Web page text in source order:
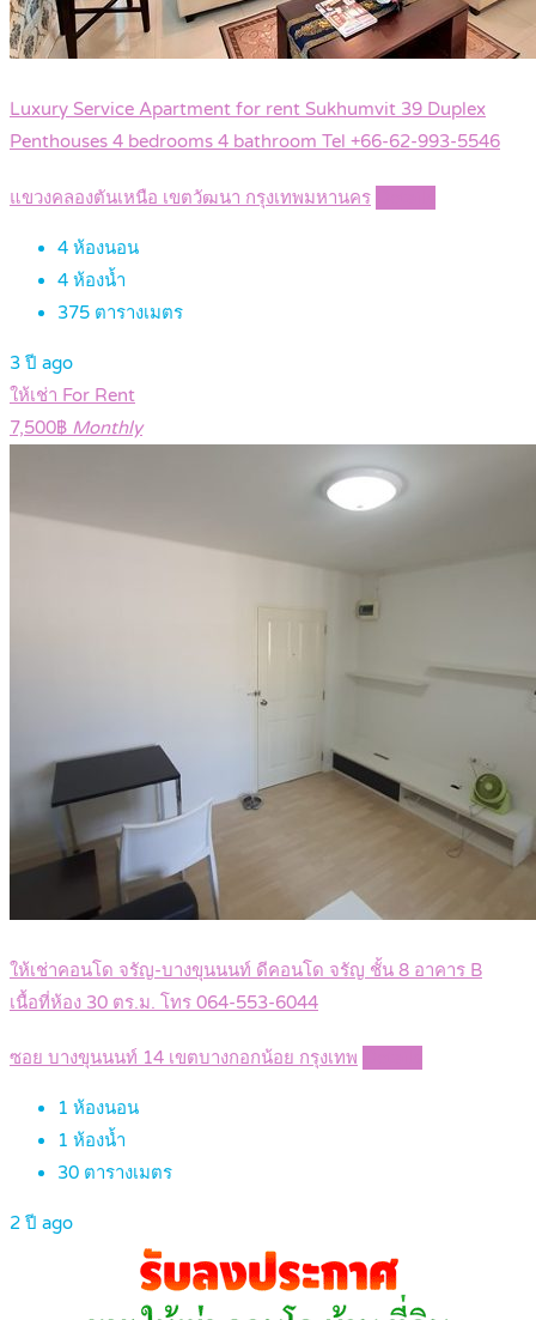
Luxury Service Apartment for rent Sukhumvit 39 Duplex
Penthouses 4 bedrooms 4 bathroom Tel +66-62-993-5546
แขวงคลองตันเหนือ เขตวัฒนา กรุงเทพมหานคร
4 ห้องนอน
4 ห้องน้ำ
375 ตารางเมตร
3 ปี ago
ให้เช่า For Rent
7,500฿ Monthly
ให้เช่าคอนโด จรัญ-บางขุนนนท์ ดีคอนโด จรัญ ชั้น 8 อาคาร B
เนื้อที่ห้อง 30 ตร.ม. โทร 064-553-6044
ซอย บางขุนนนท์ 14 เขตบางกอกน้อย กรุงเทพ
1 ห้องนอน
1 ห้องน้ำ
30 ตารางเมตร
2 ปี ago